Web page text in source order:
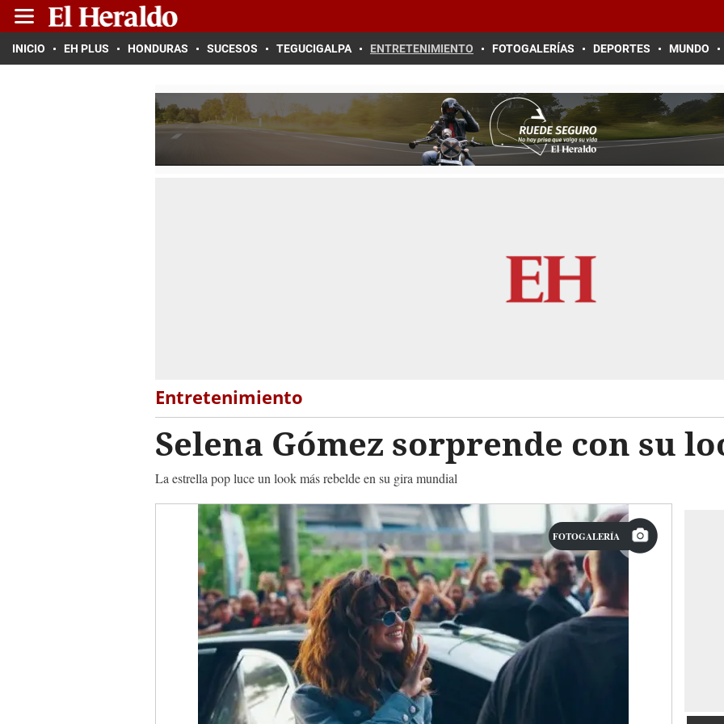
INICIO EH PLUS HONDURAS SUCESOS TEGUCIGALPA ENTRETENIMIENTO FOTOGALERÍAS DEPORTES MUNDO
Entretenimiento
Selena Gómez sorprende con su
La estrella pop luce un look más rebelde en su gira mundial
FOTOGALERÍA